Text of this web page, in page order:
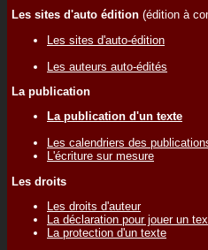
Les sites d'auto édition (édition à
Les sites d'auto-édition
Les auteurs auto-édités
La publication
La publication d'un texte
Les calendriers des
L'écriture sur mesure
Les droits
Les droits d'auteur
La déclaration pour jouer un
La protection d'un texte